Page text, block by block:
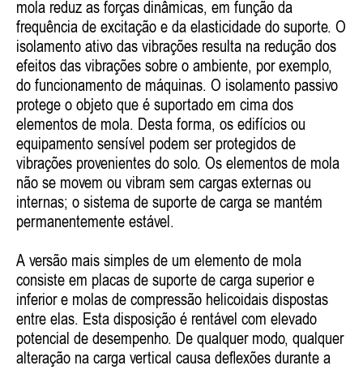
mola reduz as forças dinâmicas, em função da
frequência de excitação e da elasticidade do suporte. O
isolamento ativo das vibrações resulta na redução dos
efeitos das vibrações sobre o ambiente, por exemplo,
do funcionamento de máquinas. O isolamento passivo
protege o objeto que é suportado em cima dos
elementos de mola. Desta forma, os edifícios ou
equipamento sensível podem ser protegidos de
vibrações provenientes do solo. Os elementos de mola
não se movem ou vibram sem cargas externas ou
internas; o sistema de suporte de carga se mantém
permanentemente estável.
A versão mais simples de um elemento de mola
consiste em placas de suporte de carga superior e
inferior e molas de compressão helicoidais dispostas
entre elas. Esta disposição é rentável com elevado
potencial de desempenho. De qualquer modo, qualquer
alteração na carga vertical causa deflexões durante a